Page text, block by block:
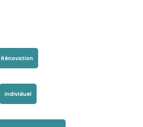
Rénovation
Individuel